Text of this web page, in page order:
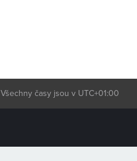
Všechny časy jsou v UTC+01:00